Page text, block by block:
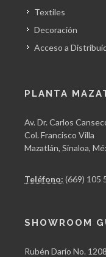
Textiles
Decoración
Acceso a
PLANTA
Av. Dr. Carlos
Col. Francisco Villa
Mazatlán, Sinaloa,
Teléfono: (669) 105
SHOWROOM
Rubén Darío No.